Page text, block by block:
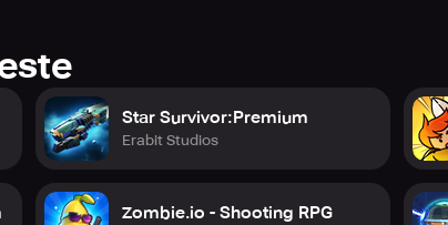
Star Survivor:Premium
Erabit Studios
Zombie.io - Shooting RPG